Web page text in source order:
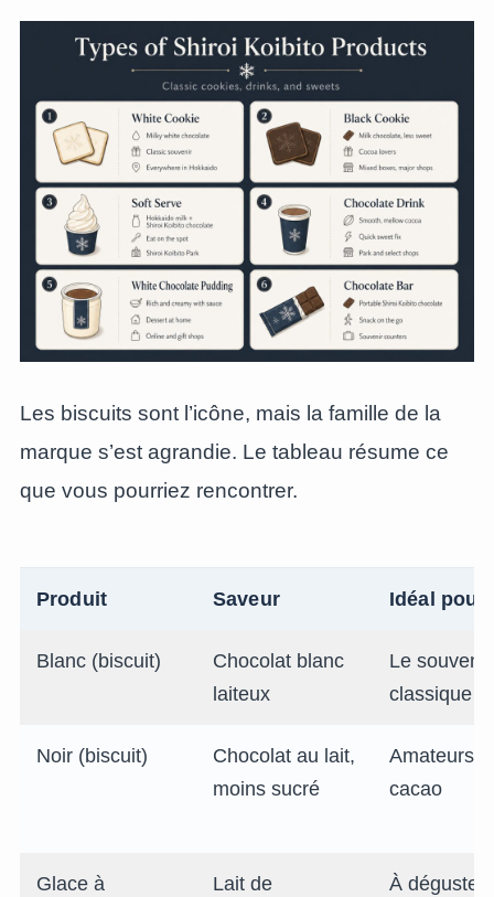
Les biscuits sont l’icône, mais la famille de la
marque s’est agrandie. Le tableau résume ce
que vous pourriez rencontrer.
Produit Saveur Idéal pour
Blanc (biscuit)
Chocolat blanc
laiteux
Le souvenir
classique
Noir (biscuit)
Chocolat au lait,
moins sucré
Amateurs
cacao
Glace à
Lait de
À déguster